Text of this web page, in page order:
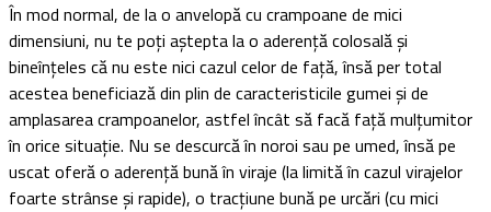
În mod normal, de la o anvelopă cu crampoane de mici
dimensiuni, nu te poți aștepta la o aderență colosală și
bineînțeles că nu este nici cazul celor de față, însă per total
acestea beneficiază din plin de caracteristicile gumei și de
amplasarea crampoanelor, astfel încât să facă față mulțumitor
în orice situație. Nu se descurcă în noroi sau pe umed, însă pe
uscat oferă o aderență bună în viraje (la limită în cazul virajelor
foarte strânse și rapide), o tracțiune bună pe urcări (cu mici